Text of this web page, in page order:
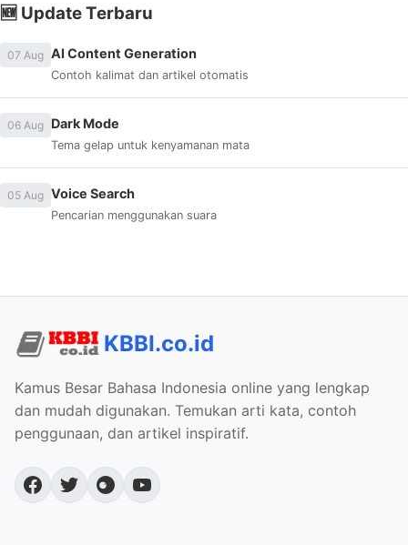
🆕 Update Terbaru
07 Aug AI Content Generation
Contoh kalimat dan artikel otomatis
06 Aug Dark Mode
Tema gelap untuk kenyamanan mata
05 Aug Voice Search
Pencarian menggunakan suara
KBBI.co.id
Kamus Besar Bahasa Indonesia online yang lengkap
dan mudah digunakan. Temukan arti kata, contoh
penggunaan, dan artikel inspiratif.